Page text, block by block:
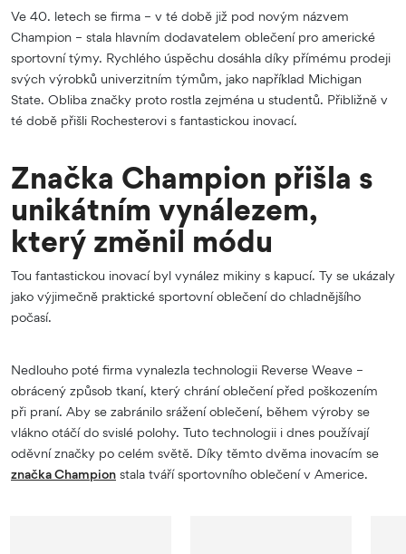
Ve 40. letech se firma – v té době již pod novým názvem
Champion – stala hlavním dodavatelem oblečení pro americké
sportovní týmy. Rychlého úspěchu dosáhla díky přímému prodeji
svých výrobků univerzitním týmům, jako například Michigan
State. Obliba značky proto rostla zejména u studentů. Přibližně v
té době přišli Rochesterovi s fantastickou inovací.
Značka Champion přišla s
unikátním vynálezem,
který změnil módu
Tou fantastickou inovací byl vynález mikiny s kapucí. Ty se ukázaly
jako výjimečně praktické sportovní oblečení do chladnějšího
počasí.
Nedlouho poté firma vynalezla technologii Reverse Weave –
obrácený způsob tkaní, který chrání oblečení před poškozením
při praní. Aby se zabránilo srážení oblečení, během výroby se
vlákno otáčí do svislé polohy. Tuto technologii i dnes používají
oděvní značky po celém světě. Díky těmto dvěma inovacím se
značka Champion stala tváří sportovního oblečení v Americe.